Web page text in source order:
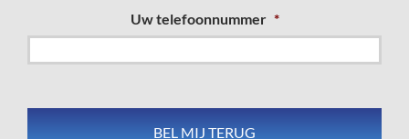
Uw telefoonnummer *